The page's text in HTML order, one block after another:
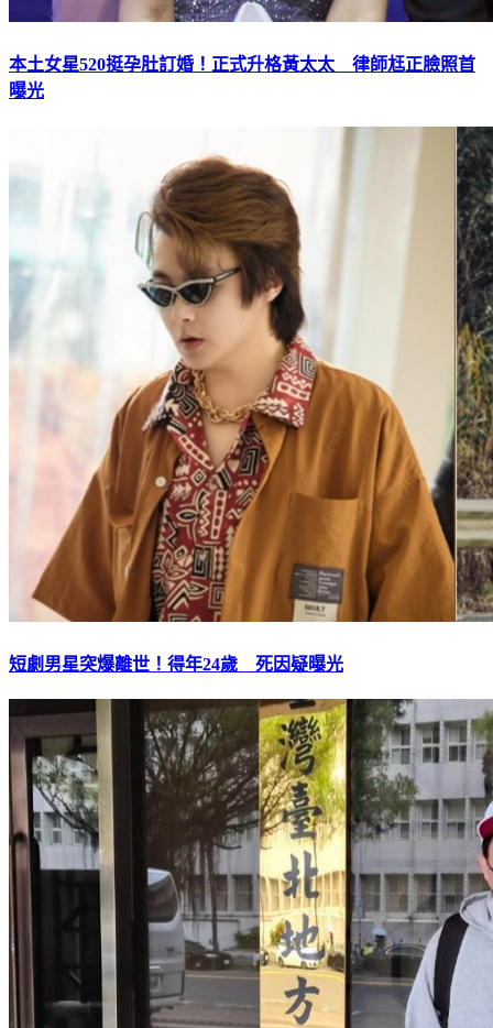
本土女星520挺孕肚訂婚！正式升格黃太太 律師尪正臉照首
曝光
短劇男星突爆離世！得年24歲 死因疑曝光